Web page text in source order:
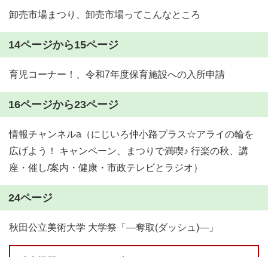
卸売市場まつり、卸売市場ってこんなところ
14ページから15ページ
育児コーナー！、令和7年度保育施設への入所申請
16ページから23ページ
情報チャンネルa（にじいろ仲小路プラス☆アライの輪を
広げよう！ キャンペーン、まつりで満喫♪ 行楽の秋、講
座・催し/案内・健康・市政テレビとラジオ）
24ページ
秋田公立美術大学 大学祭「―奪取(ダッシュ)―」